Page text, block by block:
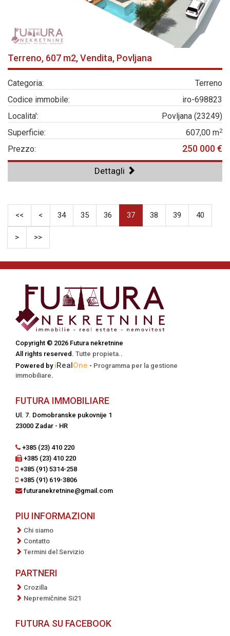
Terreno, 607 m2, Vendita, Povljana
Categoria:
Terreno
Codice immobile:
iro-698823
Localita':
Povljana (23249)
Superficie:
607,00 m2
Prezzo: 250 000 €
Dettagli
<< < 34 35 36 37 38 39 40
> >>
Copyright © 2026 Futura nekretnine
All rights reserved. Tutte propieta. .
Powered by iRealOne - Programma per la gestione
immobiliare.
FUTURA IMMOBILIARE
Ul. 7. Domobranske pukovnije 1
23000 Zadar - HR
+385 (23) 410 220
+385 (23) 410 220
+385 (91) 5314-258
+385 (91) 619-3806
futuranekretnine@gmail.com
PIU INFORMAZIONI
Chi siamo
Contatto
Termini del Servizio
PARTNERI
Crozilla
Nepremičnine Si21
FUTURA SU FACEBOOK